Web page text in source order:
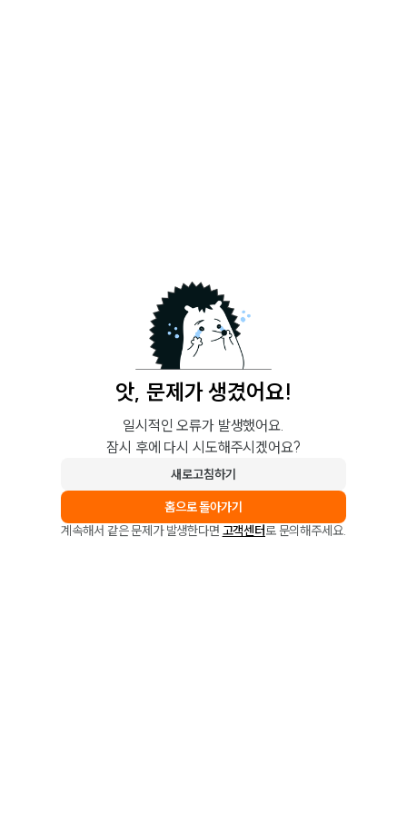
앗, 문제가 생겼어요!
일시적인 오류가 발생했어요.
잠시 후에 다시 시도해주시겠어요?
새로고침하기
홈으로 돌아가기
계속해서 같은 문제가 발생한다면 고객센터로 문의해주세요.